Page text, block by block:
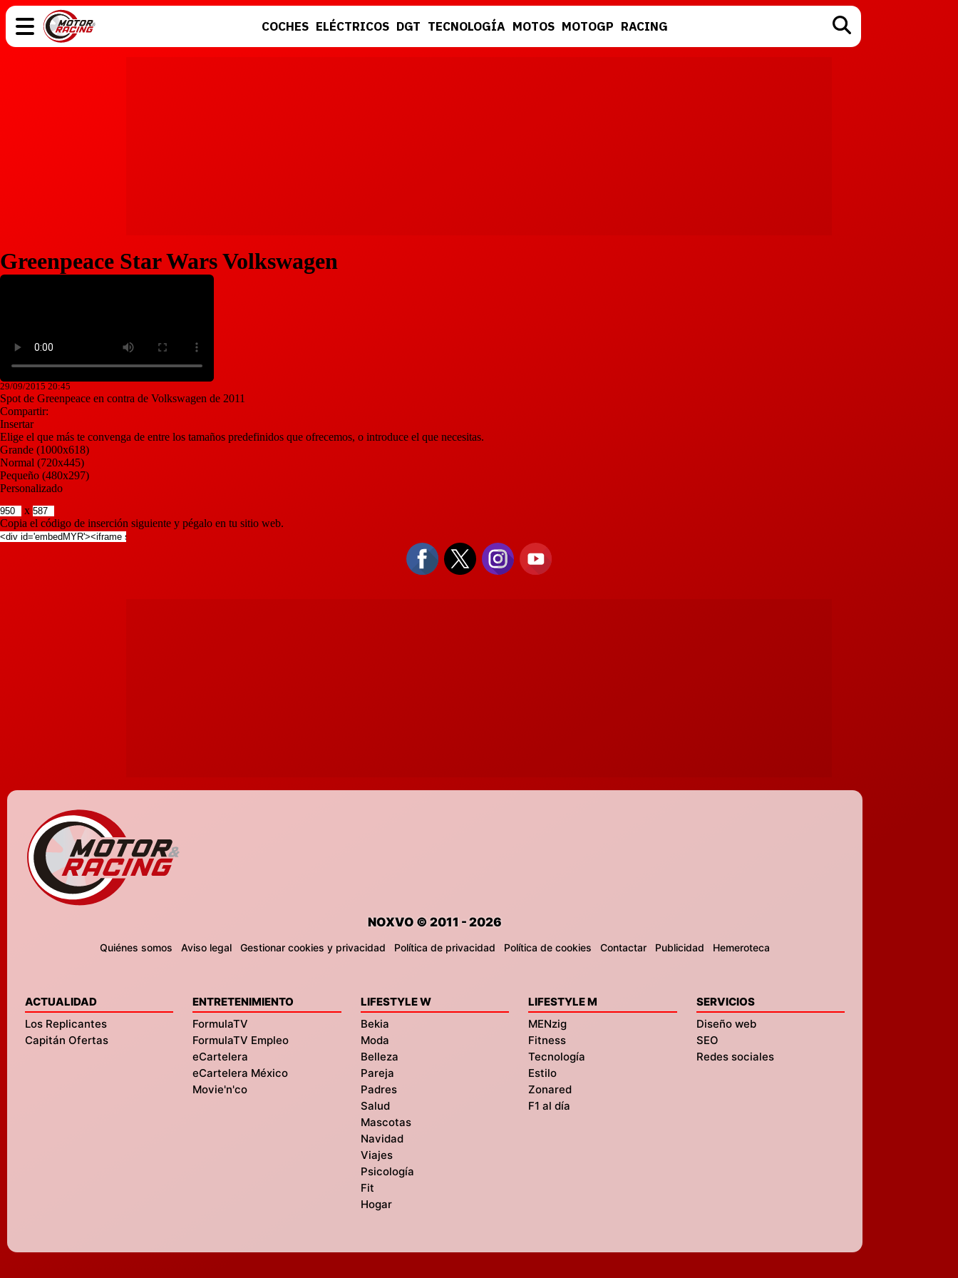
COCHES ELÉCTRICOS DGT TECNOLOGÍA MOTOS MOTOGP RACING
Greenpeace Star Wars Volkswagen
29/09/2015 20:45
Spot de Greenpeace en contra de Volkswagen de 2011
Compartir:
Insertar
Elige el que más te convenga de entre los tamaños predefinidos que ofrecemos, o introduce el que necesitas.
Grande (1000x618)
Normal (720x445)
Pequeño (480x297)
Personalizado
x
Copia el código de inserción siguiente y pégalo en tu sitio web.
NOXVO © 2011 - 2026
Quiénes somos Aviso legal Gestionar cookies y privacidad Política de privacidad Política de cookies Contactar Publicidad Hemeroteca
ACTUALIDAD
Los Replicantes
Capitán Ofertas
ENTRETENIMIENTO
FormulaTV
FormulaTV Empleo
eCartelera
eCartelera México
Movie'n'co
LIFESTYLE W
Bekia
Moda
Belleza
Pareja
Padres
Salud
Mascotas
Navidad
Viajes
Psicología
Fit
Hogar
LIFESTYLE M
MENzig
Fitness
Tecnología
Estilo
Zonared
F1 al día
SERVICIOS
Diseño web
SEO
Redes sociales